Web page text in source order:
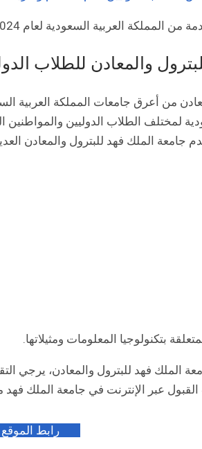
المملكة العربية السعودية لعام 2024:
والمعادن للطلاب
من أعرق جامعات المملكة العربية
لمختلف الطلاب الدوليين
جامعة الملك فهد للبترول والمعادن
بتكنولوجيا المعلومات ومثيلاتها.
رابط الموقع